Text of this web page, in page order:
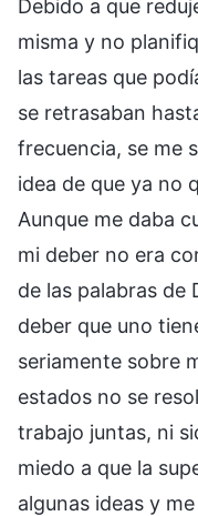
Debido a que
misma y no
las tareas que
se retrasaban
frecuencia, se me
idea de que ya no
Aunque me daba
mi deber no era
de las palabras de
deber que uno
seriamente sobre
estados no se
trabajo juntas, ni
miedo a que la
algunas ideas y